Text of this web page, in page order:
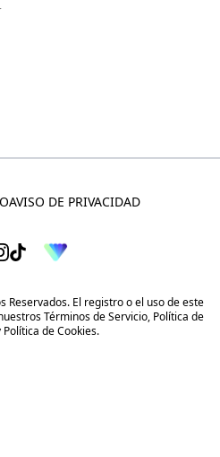
AVISO DE PRIVACIDAD
Reservados. El registro o el uso de este
Términos de Servicio, Política de
Política de Cookies.